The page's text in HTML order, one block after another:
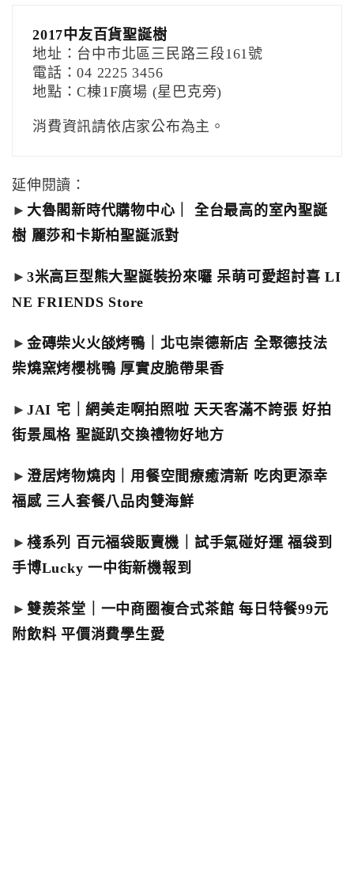
2017中友百貨聖誕樹
地址：台中市北區三民路三段161號
電話：04 2225 3456
地點：C棟1F廣場 (星巴克旁)
消費資訊請依店家公布為主。
延伸閱讀：
► 大魯閣新時代購物中心｜ 全台最高的室內聖誕
樹 麗莎和卡斯柏聖誕派對
► 3米高巨型熊大聖誕裝扮來囉 呆萌可愛超討喜 LI
NE FRIENDS Store
► 金磚柴火火燄烤鴨｜北屯崇德新店 全聚德技法
柴燒窯烤櫻桃鴨 厚實皮脆帶果香
► JAI 宅｜網美走啊拍照啦 天天客滿不誇張 好拍
街景風格 聖誕趴交換禮物好地方
► 澄居烤物燒肉｜用餐空間療癒清新 吃肉更添幸
福感 三人套餐八品肉雙海鮮
► 棧系列 百元福袋販賣機｜試手氣碰好運 福袋到
手博Lucky 一中街新機報到
► 雙羨茶堂｜一中商圈複合式茶館 每日特餐99元
附飲料 平價消費學生愛